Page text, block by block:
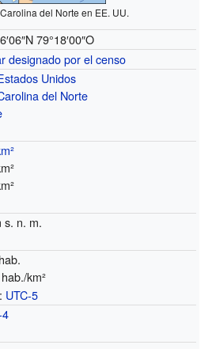
del Norte en EE. UU.
79°18′00″O
designado por el censo
Unidos
del Norte
s. n. m.
km²
: UTC-5
4